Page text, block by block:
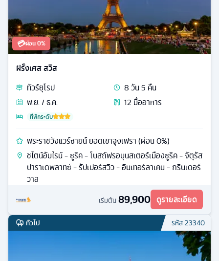
💳ผ่อน 0%
ฝรั่งเศส สวิส
ทัวร์ยุโรป 8วัน5 คืน
พ.ย. / ธ.ค.
12 มื้ออาหาร
ที่พักระดับ
พระราชวังแวร์ซายน์ ยอดเขาจุงเฟรา (ผ่อน 0%)
ชไตน์อัมไรน์ - ซูริค - โบสถ์ฟรอมุนสเตอร์เมืองซูริค - จัตุรัส
ปาราเดพลาทซ์ - รัปเปอร์สวิว - อินเทอร์ลาเคน - กรินเดอร์
วาล
เริ่มต้น 89,900 ดูรายละเอียด
ทั่วไป รหัส23340